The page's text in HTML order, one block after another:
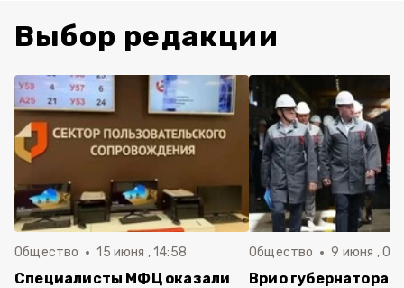
Выбор редакции
Общество 15 июня , 14:58
Специалисты МФЦ оказали
Общество 9 июня ,
Врио губернатора